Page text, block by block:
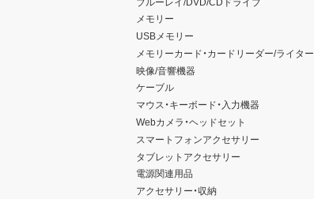
メモリー
USBメモリー
メモリーカード・カードリーダー/ライター
映像/音響機器
ケーブル
マウス・キーボード・入力機器
Webカメラ・ヘッドセット
スマートフォンアクセサリー
タブレットアクセサリー
電源関連用品
アクセサリー・収納